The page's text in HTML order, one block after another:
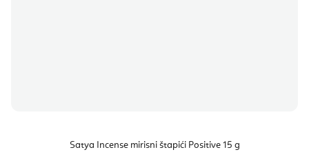
Satya Incense mirisni štapići Positive 15 g